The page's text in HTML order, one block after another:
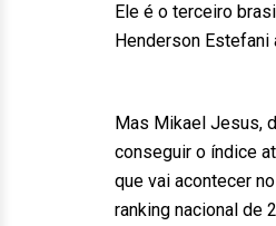
Ele é o terceiro
Henderson Estefani
Mas Mikael Jesus,
conseguir o índice
que vai acontecer
ranking nacional de